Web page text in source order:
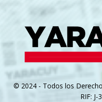
© 2024 - Todos los
RIF: